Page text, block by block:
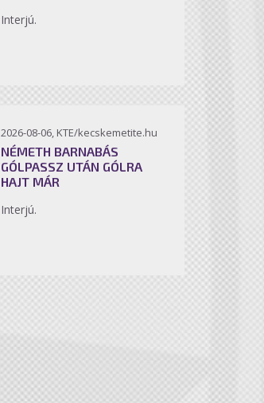
Interjú.
2026-08-06, KTE/kecskemetite.hu
NÉMETH BARNABÁS
GÓLPASSZ UTÁN GÓLRA
HAJT MÁR
Interjú.